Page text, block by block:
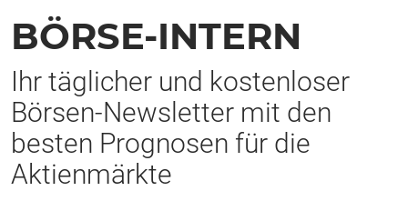
BÖRSE-INTERN
Ihr täglicher und kostenloser
Börsen-Newsletter mit den
besten Prognosen für die
Aktienmärkte